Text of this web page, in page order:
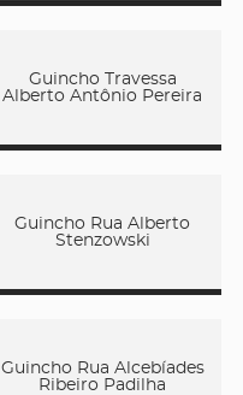
Guincho Travessa
Alberto Antônio Pereira
Guincho Rua Alberto
Stenzowski
Guincho Rua Alcebíades
Ribeiro Padilha